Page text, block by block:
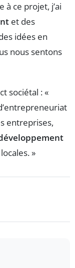
à ce projet, j’ai
et des
idées en
nous sentons
sociétal : «
entreprises,
»